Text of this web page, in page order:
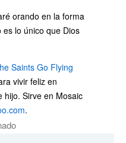
orando en la forma
es lo único que Dios
Saints Go Flying
vivir feliz en
hijo. Sirve en Mosaic
.